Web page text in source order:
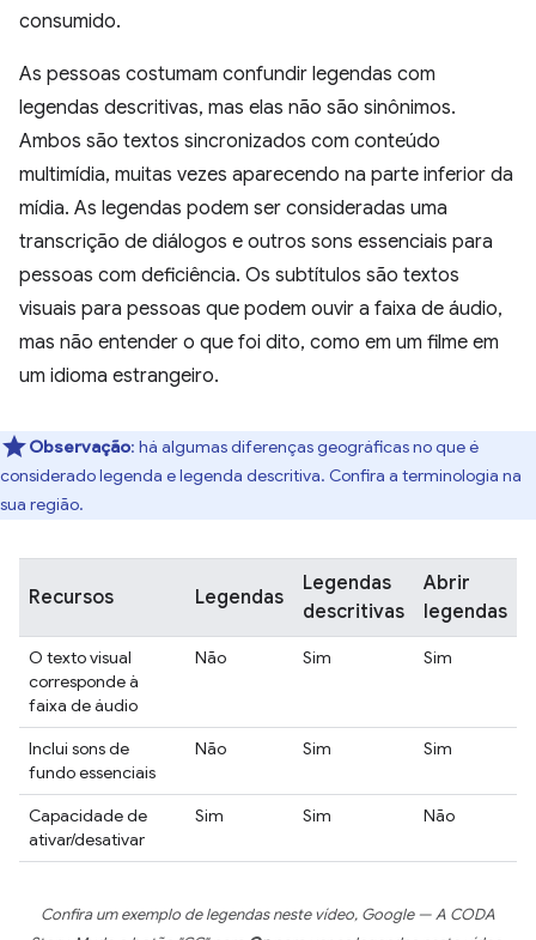
consumido.
As pessoas costumam confundir legendas com
legendas descritivas, mas elas não são sinônimos.
Ambos são textos sincronizados com conteúdo
multimídia, muitas vezes aparecendo na parte inferior da
mídia. As legendas podem ser consideradas uma
transcrição de diálogos e outros sons essenciais para
pessoas com deficiência. Os subtítulos são textos
visuais para pessoas que podem ouvir a faixa de áudio,
mas não entender o que foi dito, como em um filme em
um idioma estrangeiro.
Observação: há algumas diferenças geográficas no que é
considerado legenda e legenda descritiva. Confira a terminologia na
sua região.
Recursos Legendas
Legendas
descritivas
Abrir
legendas
O texto visual
corresponde à
faixa de áudio
Não Sim Sim
Inclui sons de
fundo essenciais
Não Sim Sim
Capacidade de
ativar/desativar
Sim Sim Não
Confira um exemplo de legendas neste vídeo, Google — A CODA